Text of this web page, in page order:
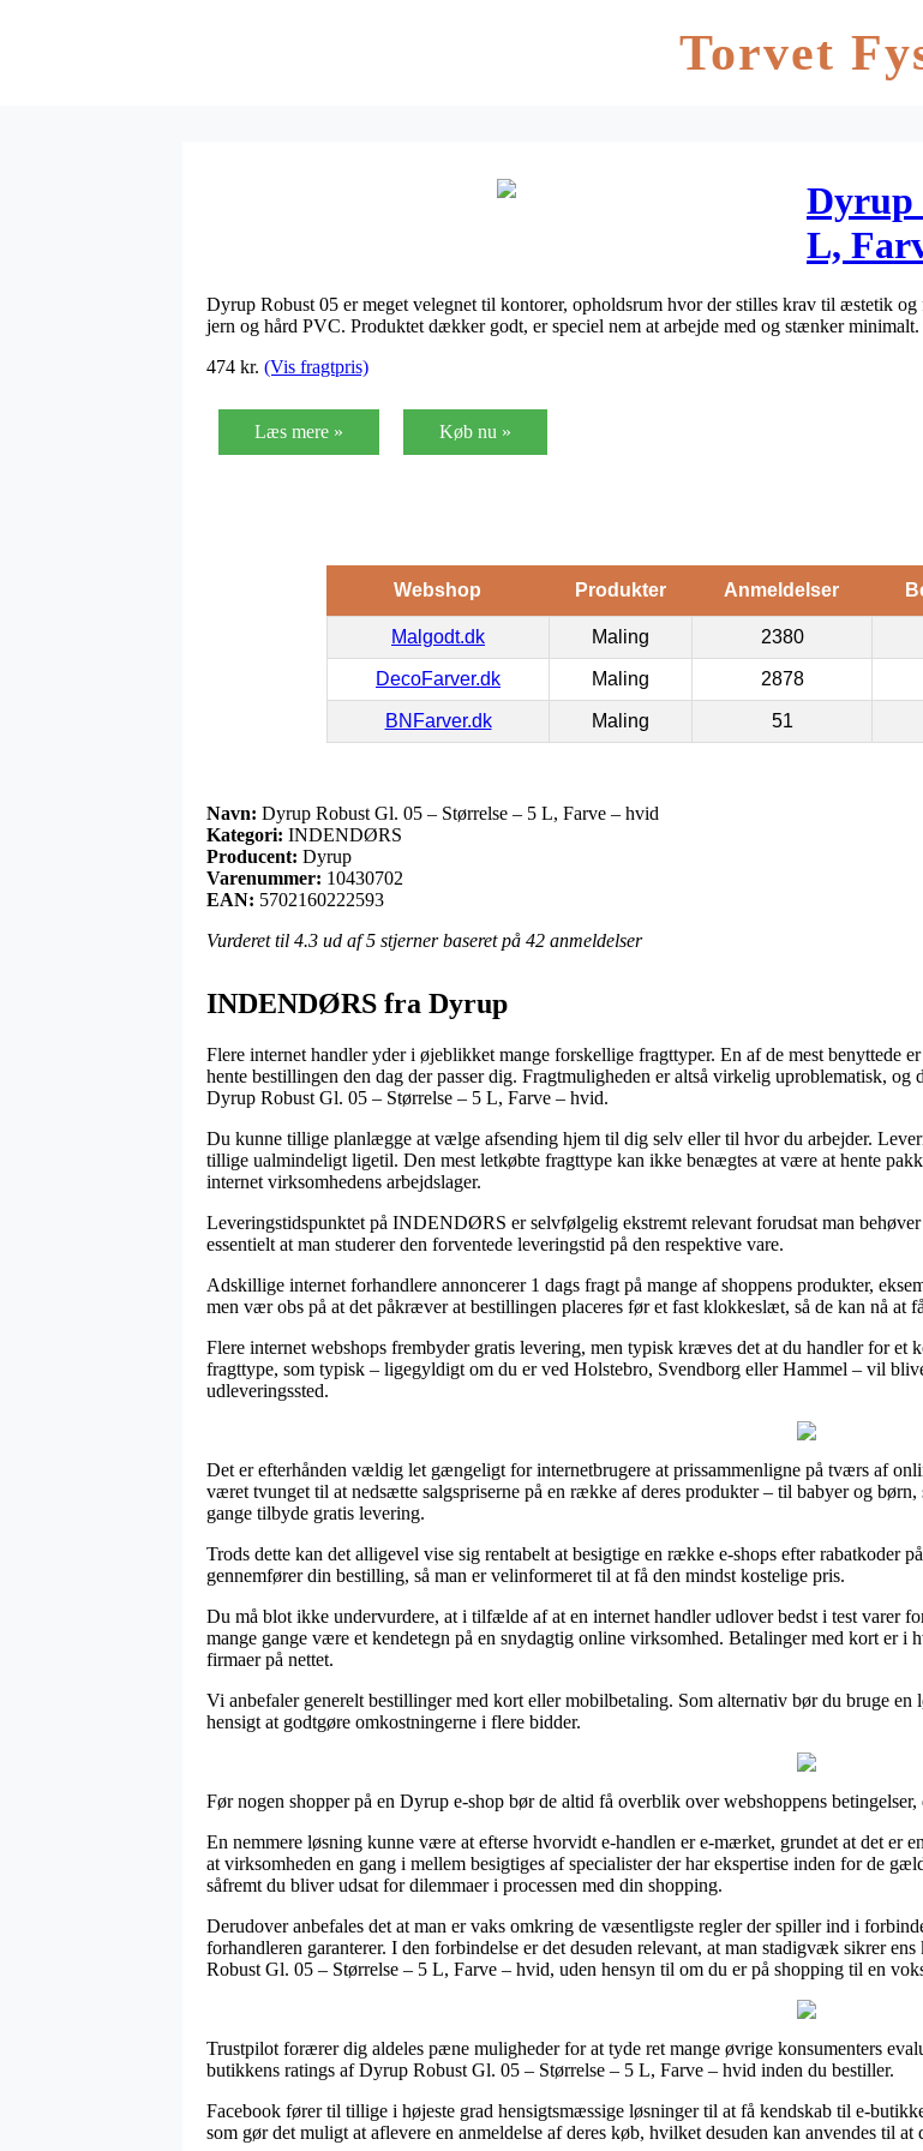
Torvet
Dyrup
L,
Dyrup Robust 05 er meget velegnet til kontorer, opholdsrum hvor der stilles krav til æstetik
jern og hård PVC. Produktet dækker godt, er speciel nem at arbejde med og stænker
474 kr. (Vis fragtpris)
Læs mere » Køb nu »
Webshop Produkter Anmeldelser
Malgodt.dk Maling 2380
DecoFarver.dk Maling 2878
BNFarver.dk Maling 51
Navn: Dyrup Robust Gl. 05 – Størrelse – 5 L, Farve – hvid
Kategori: INDENDØRS
Producent: Dyrup
Varenummer: 10430702
EAN: 5702160222593
Vurderet til 4.3 ud af 5 stjerner baseret på 42 anmeldelser
INDENDØRS fra Dyrup
Flere internet handler yder i øjeblikket mange forskellige fragttyper. En af de mest benyttede
hente bestillingen den dag der passer dig. Fragtmuligheden er altså virkelig uproblematisk,
Dyrup Robust Gl. 05 – Størrelse – 5 L, Farve – hvid.
Du kunne tillige planlægge at vælge afsending hjem til dig selv eller til hvor du arbejder.
tillige ualmindeligt ligetil. Den mest letkøbte fragttype kan ikke benægtes at være at hente
internet virksomhedens arbejdslager.
Leveringstidspunktet på INDENDØRS er selvfølgelig ekstremt relevant forudsat man
essentielt at man studerer den forventede leveringstid på den respektive vare.
Adskillige internet forhandlere annoncerer 1 dags fragt på mange af shoppens produkter,
men vær obs på at det påkræver at bestillingen placeres før et fast klokkeslæt, så de kan nå at
Flere internet webshops frembyder gratis levering, men typisk kræves det at du handler for
fragttype, som typisk – ligegyldigt om du er ved Holstebro, Svendborg eller Hammel – vil
udleveringssted.
Det er efterhånden vældig let gængeligt for internetbrugere at prissammenligne på tværs af
været tvunget til at nedsætte salgspriserne på en række af deres produkter – til babyer og
gange tilbyde gratis levering.
Trods dette kan det alligevel vise sig rentabelt at besigtige en række e-shops efter rabatkoder
gennemfører din bestilling, så man er velinformeret til at få den mindst kostelige pris.
Du må blot ikke undervurdere, at i tilfælde af at en internet handler udlover bedst i test varer
mange gange være et kendetegn på en snydagtig online virksomhed. Betalinger med kort er i
firmaer på nettet.
Vi anbefaler generelt bestillinger med kort eller mobilbetaling. Som alternativ bør du bruge
hensigt at godtgøre omkostningerne i flere bidder.
Før nogen shopper på en Dyrup e-shop bør de altid få overblik over webshoppens
En nemmere løsning kunne være at efterse hvorvidt e-handlen er e-mærket, grundet at det er
at virksomheden en gang i mellem besigtiges af specialister der har ekspertise inden for de
såfremt du bliver udsat for dilemmaer i processen med din shopping.
Derudover anbefales det at man er vaks omkring de væsentligste regler der spiller ind i
forhandleren garanterer. I den forbindelse er det desuden relevant, at man stadigvæk sikrer
Robust Gl. 05 – Størrelse – 5 L, Farve – hvid, uden hensyn til om du er på shopping til en
Trustpilot forærer dig aldeles pæne muligheder for at tyde ret mange øvrige konsumenters
butikkens ratings af Dyrup Robust Gl. 05 – Størrelse – 5 L, Farve – hvid inden du bestiller.
Facebook fører til tillige i højeste grad hensigtsmæssige løsninger til at få kendskab til e-
som gør det muligt at aflevere en anmeldelse af deres køb, hvilket desuden kan anvendes til